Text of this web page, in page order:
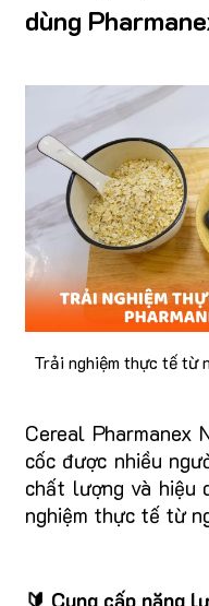
dùng
Trải nghiệm thực tế từ
Cereal Pharmanex
cốc được nhiều
chất lượng và hiệu
nghiệm thực tế từ
🔰 Cung cấp năng